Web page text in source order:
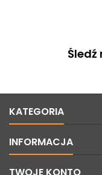
Śledź
KATEGORIA
INFORMACJA
TWOJE KONTO